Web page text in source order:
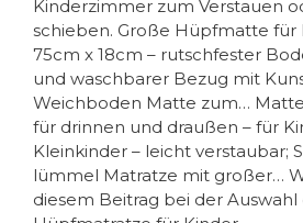
Kinderzimmer zum Verstauen
schieben. Große Hüpfmatte für
75cm x 18cm – rutschfester
und waschbarer Bezug mit
Weichboden Matte zum…
für drinnen und draußen – für
Kleinkinder – leicht verstaubar;
lümmel Matratze mit großer…
diesem Beitrag bei der